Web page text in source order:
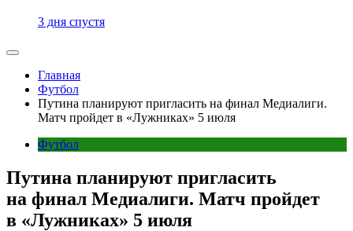
3 дня спустя
Главная
Футбол
Путина планируют пригласить на финал Медиалиги.
Матч пройдет в «Лужниках» 5 июля
Футбол
Путина планируют пригласить
на финал Медиалиги. Матч пройдет
в «Лужниках» 5 июля